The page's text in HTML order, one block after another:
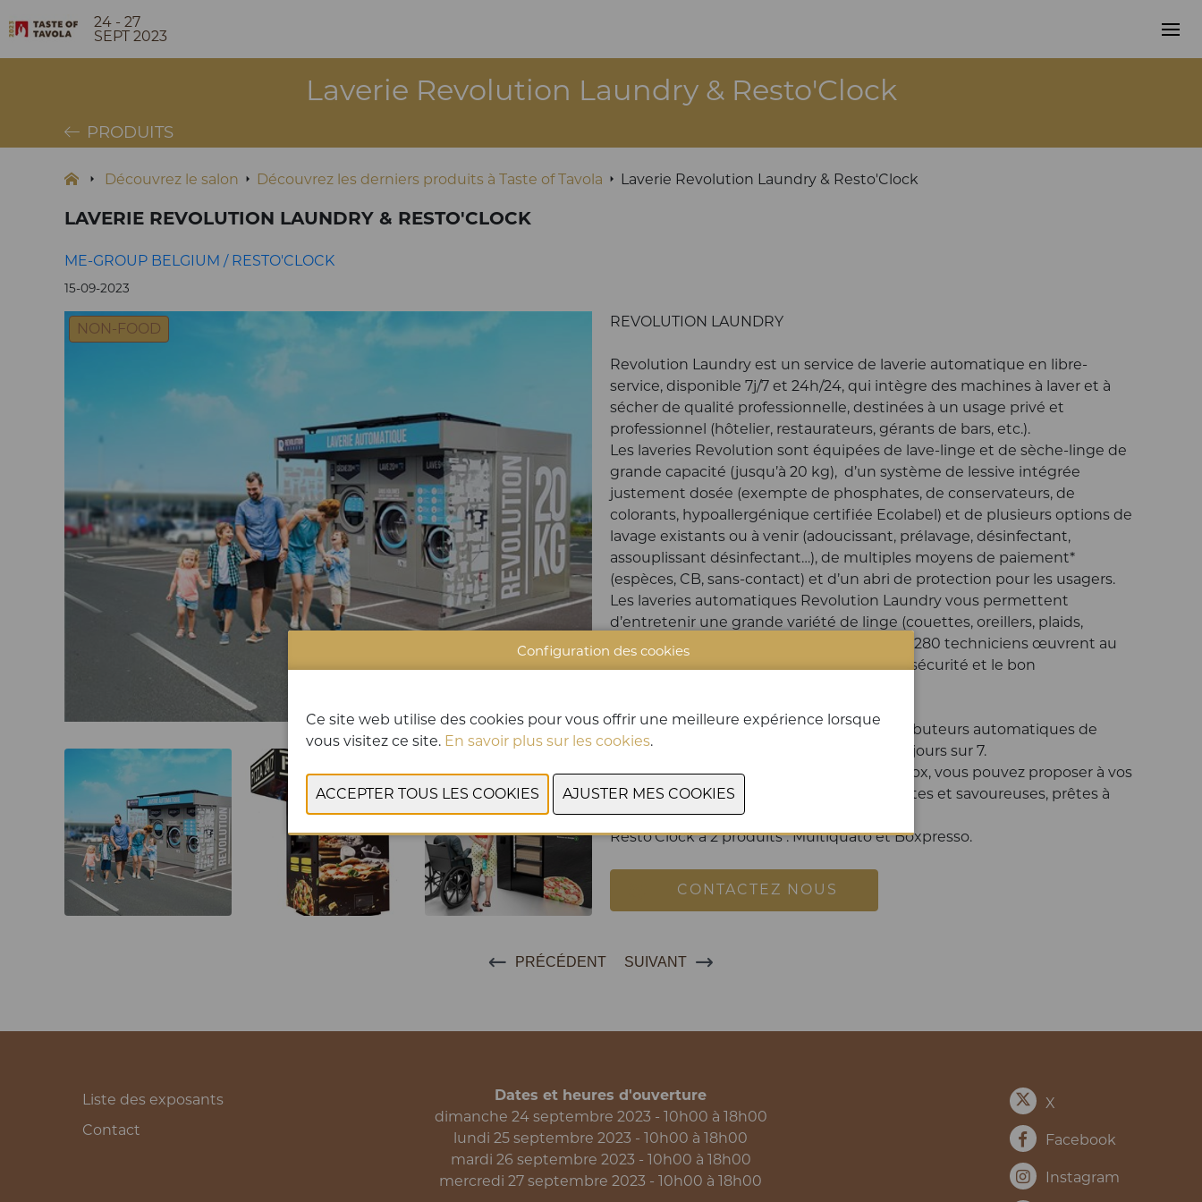
24 - 27
SEPT 2023
Laverie Revolution Laundry & Resto'Clock
PRODUITS
Découvrez le salon Découvrez les derniers produits à Taste of Tavola Laverie Revolution Laundry & Resto'Clock
LAVERIE REVOLUTION LAUNDRY & RESTO'CLOCK
NON-FOOD
ME-GROUP BELGIUM / RESTO'CLOCK
15-09-2023
REVOLUTION LAUNDRY
Revolution Laundry est un service de laverie automatique en libre-
service, disponible 7j/7 et 24h/24, qui intègre des machines à laver et à
sécher de qualité professionnelle, destinées à un usage privé et
professionnel (hôtelier, restaurateurs, gérants de bars, etc.).
Les laveries Revolution sont équipées de lave-linge et de sèche-linge de
grande capacité (jusqu’à 20 kg), d’un système de lessive intégrée
justement dosée (exempte de phosphates, de conservateurs, de
colorants, hypoallergénique certifiée Ecolabel) et de plusieurs options de
lavage existants ou à venir (adoucissant, prélavage, désinfectant,
assouplissant désinfectant…), de multiples moyens de paiement*
(espèces, CB, sans-contact) et d’un abri de protection pour les usagers.
Les laveries automatiques Revolution Laundry vous permettent
d’entretenir une grande variété de linge (couettes, oreillers, plaids,
coussins, vêtements…). Pour votre confort, 280 techniciens œuvrent au
quotidien pour assurer la maintenance, la sécurité et le bon
Resto'Clock propose une gamme de distributeurs automatiques de
pizzas opérationnels 24 heures sur 24 et 7 jours sur 7.
Grâce à l'innovation technologique Ovenbox, vous pouvez proposer à vos
clients jusqu'à 8 grandes pizzas croustillantes et savoureuses, prêtes à
être dégustées en 4 minutes.
Resto'Clock a 2 produits : Multiquato et Boxpresso.
CONTACTEZ NOUS
PRÉCÉDENT SUIVANT
Liste des exposants
Contact
Dates et heures d'ouverture
dimanche 24 septembre 2023 - 10h00 à 18h00
lundi 25 septembre 2023 - 10h00 à 18h00
mardi 26 septembre 2023 - 10h00 à 18h00
mercredi 27 septembre 2023 - 10h00 à 18h00
X
Facebook
Instagram
Configuration des cookies
Ce site web utilise des cookies pour vous offrir une meilleure expérience lorsque
vous visitez ce site. En savoir plus sur les cookies.